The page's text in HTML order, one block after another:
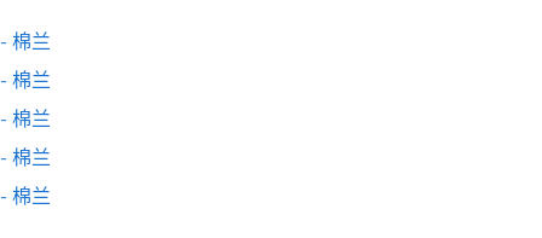
棉兰
棉兰
棉兰
棉兰
棉兰